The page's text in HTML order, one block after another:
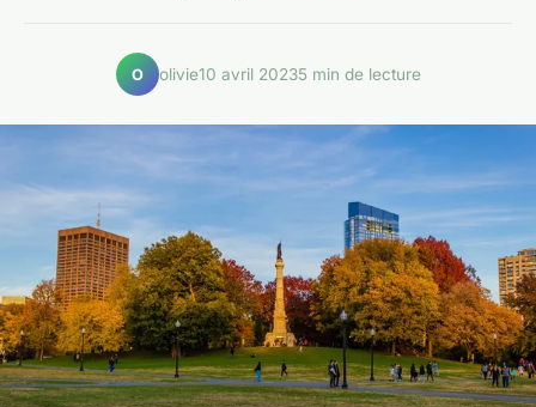
O olivie10 avril 20235 min de lecture